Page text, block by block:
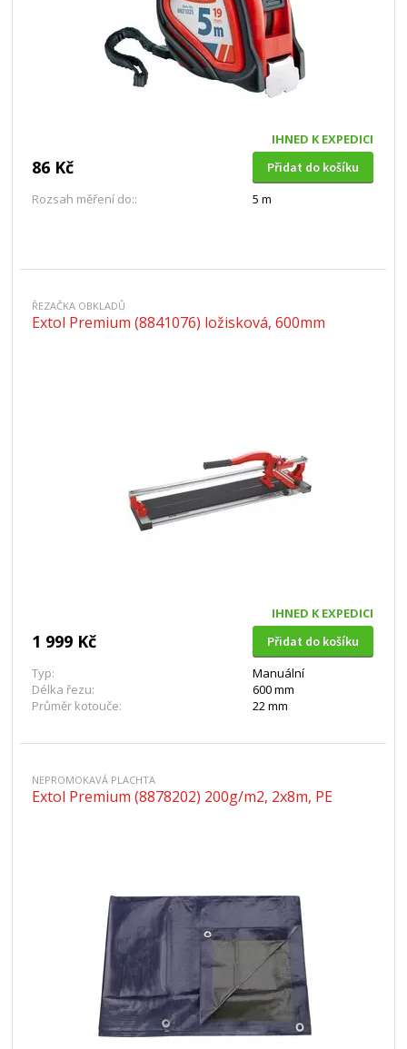
IHNED K EXPEDICI
86 Kč
Přidat do košíku
Rozsah měření do::
5 m
ŘEZAČKA OBKLADŮ
Extol Premium (8841076) ložisková, 600mm
IHNED K EXPEDICI
1 999 Kč
Přidat do košíku
Typ:
Manuální
Délka řezu:
600 mm
Průměr kotouče:
22 mm
NEPROMOKAVÁ PLACHTA
Extol Premium (8878202) 200g/m2, 2x8m, PE